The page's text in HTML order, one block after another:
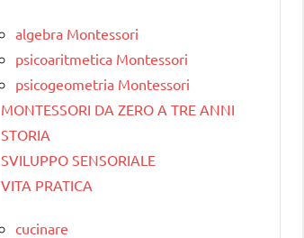
algebra Montessori
psicoaritmetica Montessori
psicogeometria Montessori
MONTESSORI DA ZERO A TRE ANNI
STORIA
SVILUPPO SENSORIALE
VITA PRATICA
cucinare